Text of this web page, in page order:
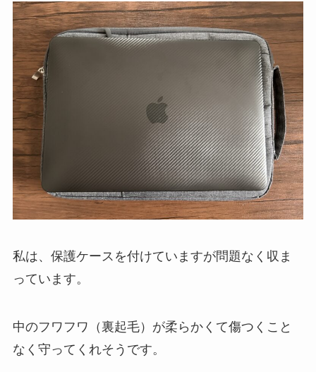
私は、保護ケースを付けていますが問題なく収ま
っています。
中のフワフワ（裏起毛）が柔らかくて傷つくこと
なく守ってくれそうです。